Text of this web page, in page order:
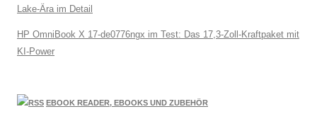
Lake-Ära im Detail
HP OmniBook X 17-de0776ngx im Test: Das 17,3-Zoll-Kraftpaket mit
KI-Power
EBOOK READER, EBOOKS UND ZUBEHÖR